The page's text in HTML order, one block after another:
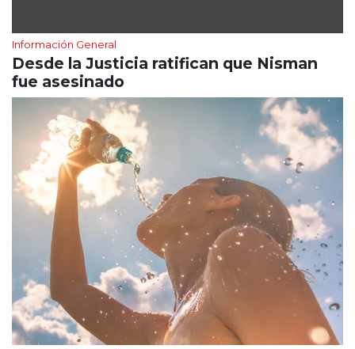
Información General
Desde la Justicia ratifican que Nisman
fue asesinado